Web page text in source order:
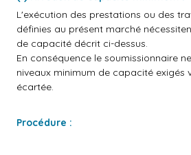
L'exécution des prestations ou des
définies au présent marché
de capacité décrit ci-dessus.
En conséquence le soumissionnaire
niveaux minimum de capacité exigés
écartée.
Procédure :